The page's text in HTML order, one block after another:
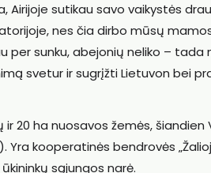
Airijoje sutikau savo vaikystės
nes čia dirbo mūsų
per sunku, abejonių neliko – tada
svetur ir sugrįžti Lietuvon bei
ir 20 ha nuosavos žemės,
Yra kooperatinės bendrovės
sąjungos narė.